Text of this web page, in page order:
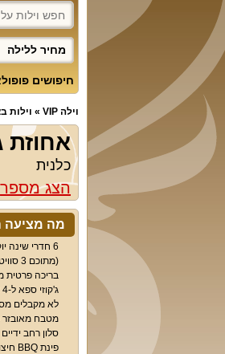
מחיר ללילה
חיפושים
וילה VIP » וילות
אחוזת
כלנית
הצג מספר
מה מציעה
6 חדרי שינה יוקרתיים
(מתוכם 3 סוויטות)
בריכה פרטית
ג'קוזי ספא ל-4 איש
לא מקבלים
מטבח מאובזר
סלון רחב ידיים
פינת BBQ חיצונית